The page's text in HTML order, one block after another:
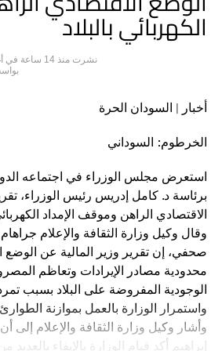
اختلافات حادة بين اللجان حول من الذي
الميثاق هل ستوقع عليه التنسيقيات أم
أن لجان مقاومة ذات تأثير بالغ تبدو لها
وتطالب بالمزيد من عمليات التوافق بما
2
مطلب إسقاط انقالب الخامس والعشرين
فحسب، بل يمضي للمطالبة بإلغاء الوثيقة
ومراجعة كل الاتفاقيات المبرمة
عشر من أبريل 2019.. ورفض
المباشر مع الانقلابيين، واستمرار
المجربة والمبتكرة؛ مما يجعل منه وكأنه
واستجابة لمطالب الثوار في أعقاب
وبالطبع رفض الشراكة، وهي المطالب
الشيوعي السوداني، وهو أمر يدعم
وميثاقها صدى صوت الشيوعي في
قد نفي هذا الأمر مراراً، وفي السياق
الكهربائي بالبلاد
نشرت منذ 14 ساعة في
أخبار | السودان الحرة
الخرطوم: السوداني
استعرض مجلس الوزراء في اجتماعه
برئاسة د. كامل إدريس رئيس الوزراء،
الاقتصادي الراهن وموقف الإمداد
وقال وكيل وزارة الثقافة والإعلام
صحفي، إن تقرير وزير المالية عن الوضع
محدودية مصادر الإيرادات وتعاظم
الوجودية المفروضة على البلاد بسبب تمرد
واستمرار الوزارة بالعمل بموازنة
وأشار وكيل وزارة الثقافة والإعلام إلى
إبراهيم أكد قيام الوزارة بالإيفاء بالعديد